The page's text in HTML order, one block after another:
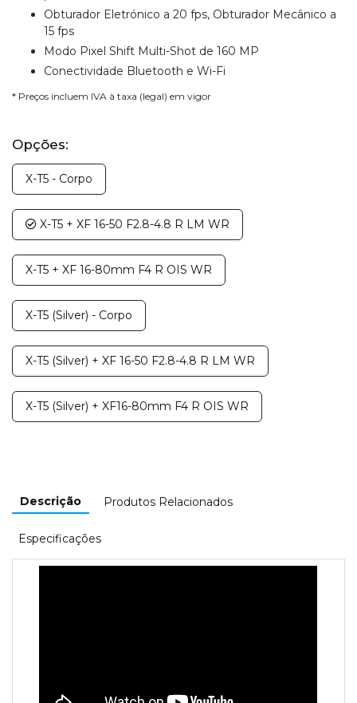
Obturador Eletrónico a 20 fps, Obturador Mecânico a
15 fps
Modo Pixel Shift Multi-Shot de 160 MP
Conectividade Bluetooth e Wi-Fi
* Preços incluem IVA à taxa (legal) em vigor
Opções:
X-T5 - Corpo
X-T5 + XF 16-50 F2.8-4.8 R LM WR
X-T5 + XF 16-80mm F4 R OIS WR
X-T5 (Silver) - Corpo
X-T5 (Silver) + XF 16-50 F2.8-4.8 R LM WR
X-T5 (Silver) + XF16-80mm F4 R OIS WR
Descrição Produtos Relacionados
Especificações